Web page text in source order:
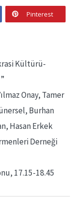
Pinterest
Kültürü-
Onay, Tamer
Burhan
Hasan Erkek
Derneği
17.15-18.45